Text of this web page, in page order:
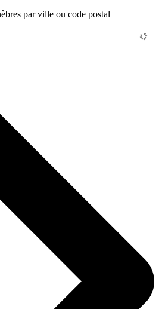
par ville ou code postal